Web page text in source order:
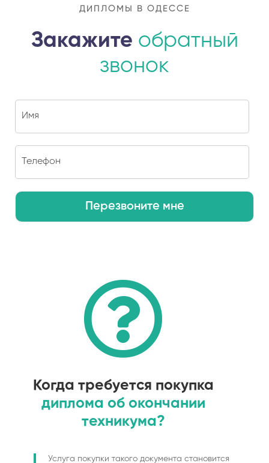
ДИПЛОМЫ В ОДЕССЕ
Закажите обратный
звонок
Перезвоните мне
Когда требуется покупка
диплома об окончании
техникума?
Услуга покупки такого документа становится